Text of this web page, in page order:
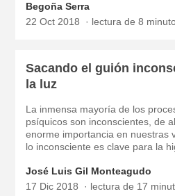
Begoña Serra
22 Oct 2018
lectura de 8
Sacando el guión
la luz
La inmensa mayoría de los
psíquicos son inconscientes, de
enorme importancia en nuestras
lo inconsciente es clave para la
José Luis Gil Monteagudo
17 Dic 2018
lectura de 17